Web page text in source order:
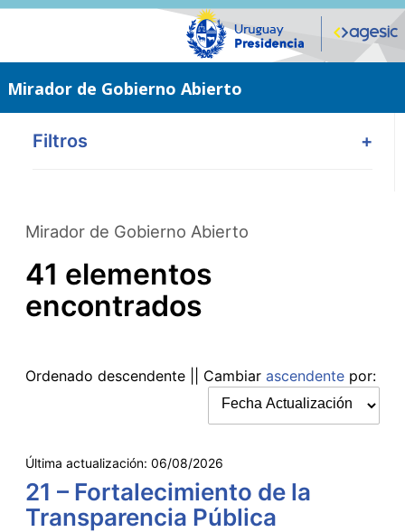
Saltar
Mirador de Gobierno Abierto
Filtros +
Mirador de Gobierno Abierto
41 elementos
encontrados
Ordenado descendente || Cambiar ascendente por:
Última actualización: 06/08/2026
21 – Fortalecimiento de la
Transparencia Pública